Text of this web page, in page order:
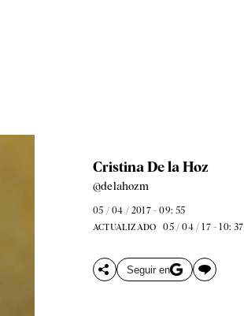
Cristina De la Hoz
@delahozm
05 / 04 / 2017 - 09: 55
ACTUALIZADO 05 / 04 / 17 - 10: 37
Seguir en